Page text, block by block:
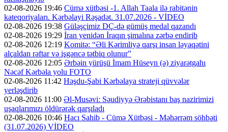
02-08-2026 19:46 Cümə xütbəsi -1. Allah Taala ilə rabitənin
kateqoriyaları. Kərbəlayi Rəşadət. 31.07.2026 - VİDEO
02-08-2026 19:38 Güləşçimiz DÇ-də gümüş medal qazandı
02-08-2026 19:29 İran yenidən İraqın şimalına zərbə endirib
02-08-2026 12:19 Komitə: “Əli Kərimliyə qarşı insan ləyaqətini
alçaldan rəftar və işgəncə tətbiq olunur”
02-08-2026 12:05 Ərbəin yürüşü İmam Hüseyn (ə) ziyarətgahı
Nəcəf Kərbəla yolu FOTO
02-08-2026 11:42 Həşdu-Şabi Kərbəlaya strateji qüvvələr
yerləşdirib
02-08-2026 11:00 Əl-Musəvi: Səudiyyə Ərəbistanı baş nazirimizi
uşaqlarımızı öldürərək qarşıladı
02-08-2026 10:46 Hacı Sahib - Cümə Xütbəsi - Məhərrəm söhbəti
(31.07.2026) VİDEO